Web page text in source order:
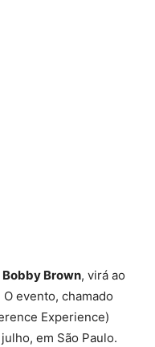
Brown, virá ao
evento, chamado
Experience)
em São Paulo.